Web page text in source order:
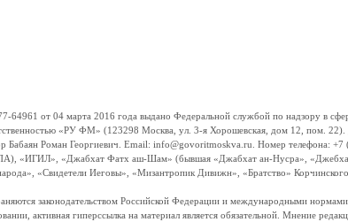
от 04 марта 2016 года выдано Федеральной службой по надзору в
«РУ ФМ» (123298 Москва, ул. 3-я Хорошевская, дом 12, пом. 22).
Бабаян Роман Георгиевич. Email: info@govoritmoskva.ru. Номер телефона:
«ИГИЛ», «Джабхат Фатх аш-Шам» (бывшая «Джабхат ан-Нусра»,
«Свидетели Иеговы», «Мизантропик Дивижн», «Братство»
законодательством Российской Федерации и международными
активная гиперссылка на материал является обязательной. Мнение